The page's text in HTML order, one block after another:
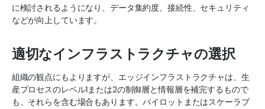
に検討されるようになり、データ集約度、接続性、セキュリティ
などが向上しています。
適切なインフラストラクチャの選択
組織の観点にもよりますが、エッジインフラストラクチャは、生
産プロセスのレベル1または2の制御層と情報層を補完するもので
も、それらを含む場合もあります。パイロットまたはスケーラブ